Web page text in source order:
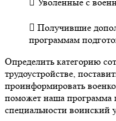
 Уволенные с
 Получившие
программам
Определить категорию
трудоустройстве,
проинформировать
поможет наша
специальности воинский